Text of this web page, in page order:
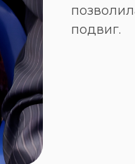
подвиг.